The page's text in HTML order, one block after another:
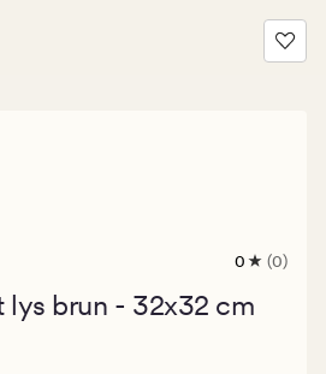
0
med
0 (0)
brun - 32x32 cm